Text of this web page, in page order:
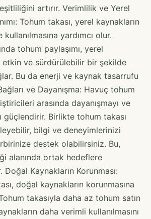
artırır. Verimlilik ve Yerel
Tohum takası, yerel kaynakların
yardımcı olur.
tohum paylaşımı, yerel
etkin ve sürdürülebilir bir şekilde
Bu da enerji ve kaynak tasarrufu
ve Dayanışma: Havuç tohum
arasında dayanışmayı ve
güçlendirir. Birlikte tohum takası
bilgi ve deneyimlerinizi
destek olabilirsiniz. Bu,
alanında ortak hedeflere
Doğal Kaynakların Korunması:
doğal kaynakların korunmasına
takasıyla daha az tohum satın
daha verimli kullanılmasını